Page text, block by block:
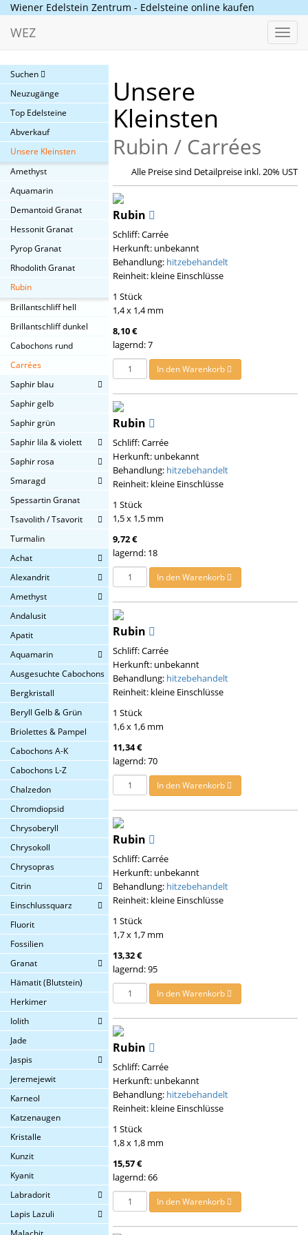
Wiener Edelstein Zentrum - Edelsteine online kaufen
WEZ
Suchen
Neuzugänge
Top Edelsteine
Abverkauf
Unsere Kleinsten
Amethyst
Aquamarin
Demantoid Granat
Hessonit Granat
Pyrop Granat
Rhodolith Granat
Rubin
Brillantschliff hell
Brillantschliff dunkel
Cabochons rund
Carrées
Saphir blau
Saphir gelb
Saphir grün
Saphir lila & violett
Saphir rosa
Smaragd
Spessartin Granat
Tsavolith / Tsavorit
Turmalin
Achat
Alexandrit
Amethyst
Andalusit
Apatit
Aquamarin
Ausgesuchte Cabochons
Bergkristall
Beryll Gelb & Grün
Briolettes & Pampel
Cabochons A-K
Cabochons L-Z
Chalzedon
Chromdiopsid
Chrysoberyll
Chrysokoll
Chrysopras
Citrin
Einschlussquarz
Fluorit
Fossilien
Granat
Hämatit (Blutstein)
Herkimer
Iolith
Jade
Jaspis
Jeremejewit
Karneol
Katzenaugen
Kristalle
Kunzit
Kyanit
Labradorit
Lapis Lazuli
Unsere
Kleinsten
Rubin / Carrées
Alle Preise sind Detailpreise inkl. 20% UST
Rubin
Schliff: Carrée
Herkunft: unbekannt
Behandlung: hitzebehandelt
Reinheit: kleine Einschlüsse
1 Stück
1,4 x 1,4 mm
8,10 €
lagernd: 7
In den Warenkorb
Rubin
Schliff: Carrée
Herkunft: unbekannt
Behandlung: hitzebehandelt
Reinheit: kleine Einschlüsse
1 Stück
1,5 x 1,5 mm
9,72 €
lagernd: 18
In den Warenkorb
Rubin
Schliff: Carrée
Herkunft: unbekannt
Behandlung: hitzebehandelt
Reinheit: kleine Einschlüsse
1 Stück
1,6 x 1,6 mm
11,34 €
lagernd: 70
In den Warenkorb
Rubin
Schliff: Carrée
Herkunft: unbekannt
Behandlung: hitzebehandelt
Reinheit: kleine Einschlüsse
1 Stück
1,7 x 1,7 mm
13,32 €
lagernd: 95
In den Warenkorb
Rubin
Schliff: Carrée
Herkunft: unbekannt
Behandlung: hitzebehandelt
Reinheit: kleine Einschlüsse
1 Stück
1,8 x 1,8 mm
15,57 €
lagernd: 66
In den Warenkorb